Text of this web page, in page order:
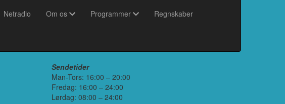
Netradio Om os Programmer Regnskaber
Sendetider
Man-Tors: 16:00 – 20:00
Fredag: 16:00 – 24:00
Lørdag: 08:00 – 24:00